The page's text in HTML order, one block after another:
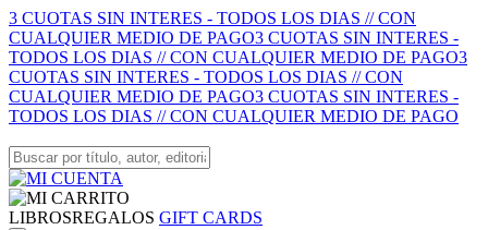
3 CUOTAS SIN INTERES - TODOS LOS DIAS // CON
CUALQUIER MEDIO DE PAGO3 CUOTAS SIN INTERES -
TODOS LOS DIAS // CON CUALQUIER MEDIO DE PAGO3
CUOTAS SIN INTERES - TODOS LOS DIAS // CON
CUALQUIER MEDIO DE PAGO3 CUOTAS SIN INTERES -
TODOS LOS DIAS // CON CUALQUIER MEDIO DE PAGO
LIBROSREGALOS GIFT CARDS